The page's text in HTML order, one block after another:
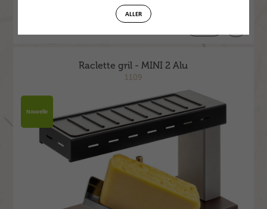
ALLER
Raclette gril - MINI 2 Alu
1109
Nouvelle